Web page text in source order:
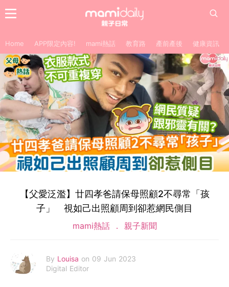
Home APP限定內容! mami熱話 教育路 產前產後 健康資訊
【父愛泛濫】廿四孝爸請保母照顧2不尋常「孩
子」 視如己出照顧周到卻惹網民側目
mami熱話 親子新聞
By Louisa on 09 Jun 2023
Digital Editor